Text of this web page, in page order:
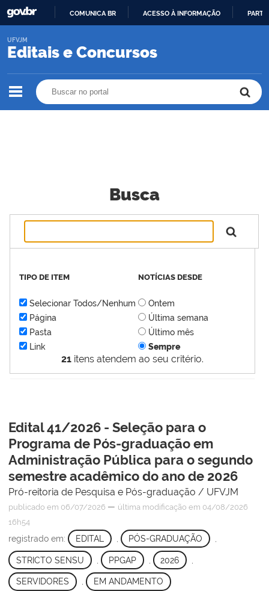
O
COMUNICA BR ACESSO À INFORMAÇÃO
Editais e Concursos
UFVJM
Busca
21 itens atendem ao seu critério.
TIPO DE ITEM
Selecionar Todos/Nenhum
Página
Pasta
Link
NOTÍCIAS DESDE
Ontem
Última semana
Último mês
Sempre
Edital 41/2026 - Seleção para o
Programa de Pós-graduação em
Administração Pública para o segundo
semestre acadêmico do ano de 2026
Pró-reitoria de Pesquisa e Pós-graduação / UFVJM
publicado em 06/07/2026 — última modificação em 04/08/2026
16h54
registrado em: EDITAL PÓS-GRADUAÇÃO
STRICTO SENSU PPGAP 2026
SERVIDORES , EM ANDAMENTO